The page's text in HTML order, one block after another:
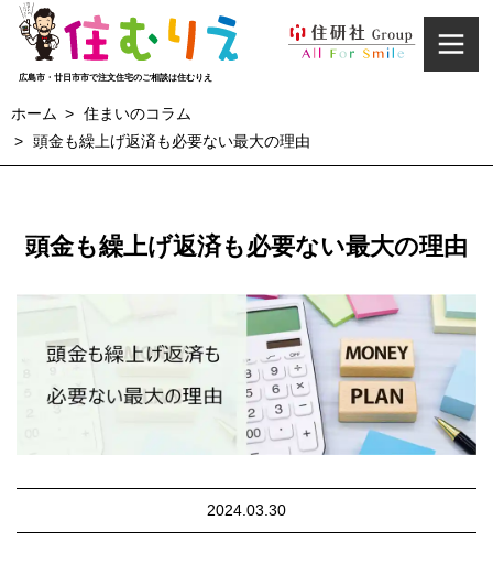
広島市・廿日市市で注文住宅のご相談は住むりえ
家づくり
施工実例
イベント情報
EVENT INFORMATION
お客様の声
ホーム
住まいのコラム
頭金も繰上げ返済も必要ない最大の理由
頭金も繰上げ返済も必要ない最大の理由
2024.03.30